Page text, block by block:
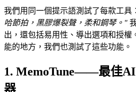
我們用同一個提示語測試了每款工具
哈節拍，黑膠爆裂聲，柔和鋼琴。"
出，還包括易用性、導出選項和授權
能的地方，我們也測試了這些功能。
1. MemoTune——最佳
器